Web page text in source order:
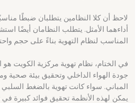
لاحظ أن كلا النظامين يتطلبان ضبطًا
أداءهما الأمثل. يتطلب النظامان أيضًا
المناسب لنظام التهوية بناءً على حجم
في الختام، نظام تهوية مركزية الكويت
جودة الهواء الداخلي وتحقيق بيئة صحية
المباني. سواء كانت تهوية بالضغط
يمكن لهذه الأنظمة تحقيق فوائد كبيرة